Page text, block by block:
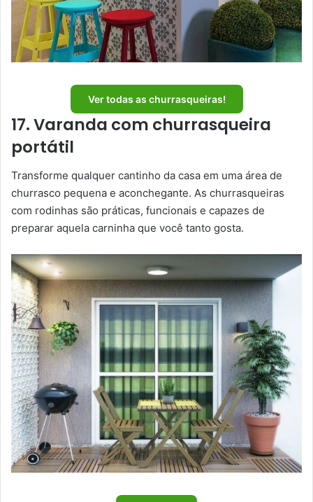
Ver todas as churrasqueiras!
17. Varanda com churrasqueira
portátil
Transforme qualquer cantinho da casa em uma área de
churrasco pequena e aconchegante. As churrasqueiras
com rodinhas são práticas, funcionais e capazes de
preparar aquela carninha que você tanto gosta.